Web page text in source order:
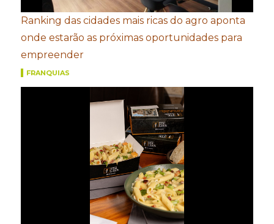
Ranking das cidades mais ricas do agro aponta
onde estarão as próximas oportunidades para
empreender
FRANQUIAS